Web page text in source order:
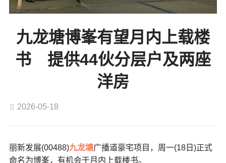
九龙塘博峯有望月内上载楼
书 提供44伙分层户及两座
洋房
2026-05-18
丽新发展(00488)九龙塘广播道豪宅项目，周一(18日)正式
命名为博峯，有机会于月内上载楼书。